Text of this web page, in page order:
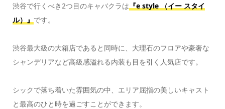
渋谷で行くべき2つ目のキャバクラは 『e style （イー スタイ
ル）』 です。
渋谷最大級の大箱店であると同時に、大理石のフロアや豪奢な
シャンデリアなど高級感溢れる内装も目を引く人気店です。
シックで落ち着いた雰囲気の中、エリア屈指の美しいキャスト
と最高のひと時を過ごすことができます。